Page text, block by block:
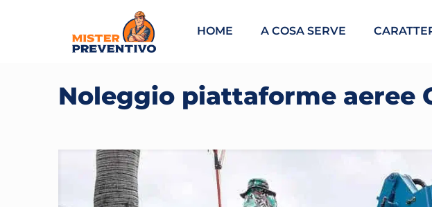
HOME A COSA SERVE
Noleggio piattaforme aeree